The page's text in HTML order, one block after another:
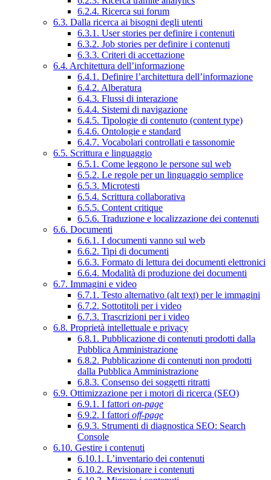
6.2.4. Ricerca sui forum
6.3. Dalla ricerca ai bisogni degli utenti
6.3.1. User stories per definire i contenuti
6.3.2. Job stories per definire i contenuti
6.3.3. Criteri di accettazione
6.4. Architettura dell’informazione
6.4.1. Definire l’architettura dell’informazione
6.4.2. Alberatura
6.4.3. Flussi di interazione
6.4.4. Sistemi di navigazione
6.4.5. Tipologie di contenuto (content type)
6.4.6. Ontologie e standard
6.4.7. Vocabolari controllati e tassonomie
6.5. Scrittura e linguaggio
6.5.1. Come leggono le persone sul web
6.5.2. Le regole per un linguaggio semplice
6.5.3. Microtesti
6.5.4. Scrittura collaborativa
6.5.5. Content critique
6.5.6. Traduzione e localizzazione dei contenuti
6.6. Documenti
6.6.1. I documenti vanno sul web
6.6.2. Tipi di documenti
6.6.3. Formato di lettura dei documenti elettronici
6.6.4. Modalità di produzione dei documenti
6.7. Immagini e video
6.7.1. Testo alternativo (alt text) per le immagini
6.7.2. Sottotitoli per i video
6.7.3. Trascrizioni per i video
6.8. Proprietà intellettuale e privacy
6.8.1. Pubblicazione di contenuti prodotti dalla
Pubblica Amministrazione
6.8.2. Pubblicazione di contenuti non prodotti
dalla Pubblica Amministrazione
6.8.3. Consenso dei soggetti ritratti
6.9. Ottimizzazione per i motori di ricerca (SEO)
6.9.1. I fattori on-page
6.9.2. I fattori off-page
6.9.3. Strumenti di diagnostica SEO: Search
Console
6.10. Gestire i contenuti
6.10.1. L’inventario dei contenuti
6.10.2. Revisionare i contenuti